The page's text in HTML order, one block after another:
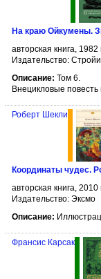
На краю Ойкумены.
авторская книга, 1982
Издательство:
Описание: Том 6.
Внецикловые
Роберт Шекли
Координаты чудес.
авторская книга, 2010
Издательство: Эксмо
Описание:
Франсис Карсак